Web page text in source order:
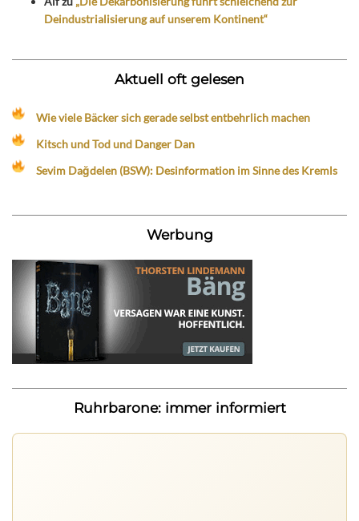
Deindustrialisierung auf unserem Kontinent“
Aktuell oft gelesen
Wie viele Bäcker sich gerade selbst entbehrlich machen
Kitsch und Tod und Danger Dan
Sevim Dağdelen (BSW): Desinformation im Sinne des Kremls
Werbung
Ruhrbarone: immer informiert